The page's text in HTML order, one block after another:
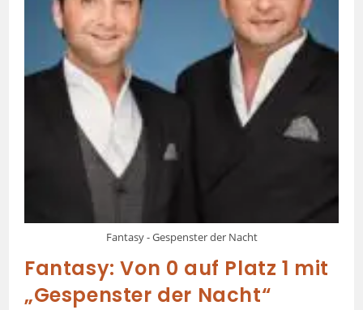
Fantasy - Gespenster der Nacht
Fantasy: Von 0 auf Platz 1 mit
„Gespenster der Nacht“